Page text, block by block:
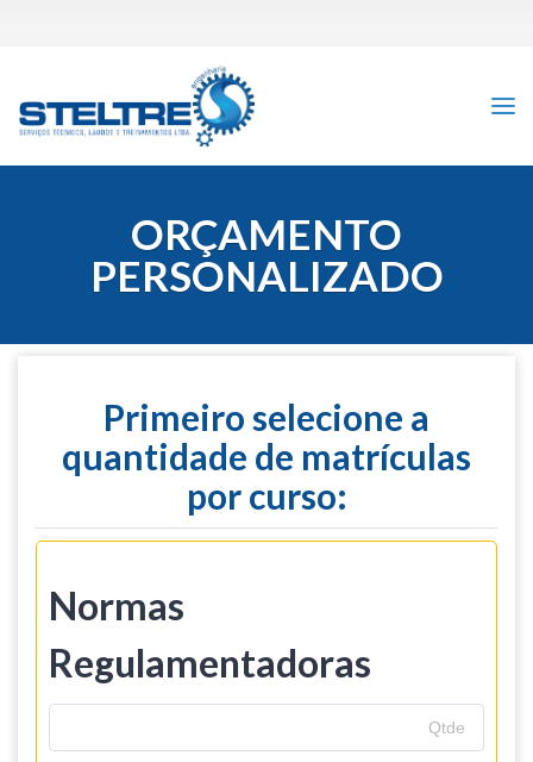
ORÇAMENTO
PERSONALIZADO
Primeiro selecione a
quantidade de matrículas
por curso:
Normas
Regulamentadoras